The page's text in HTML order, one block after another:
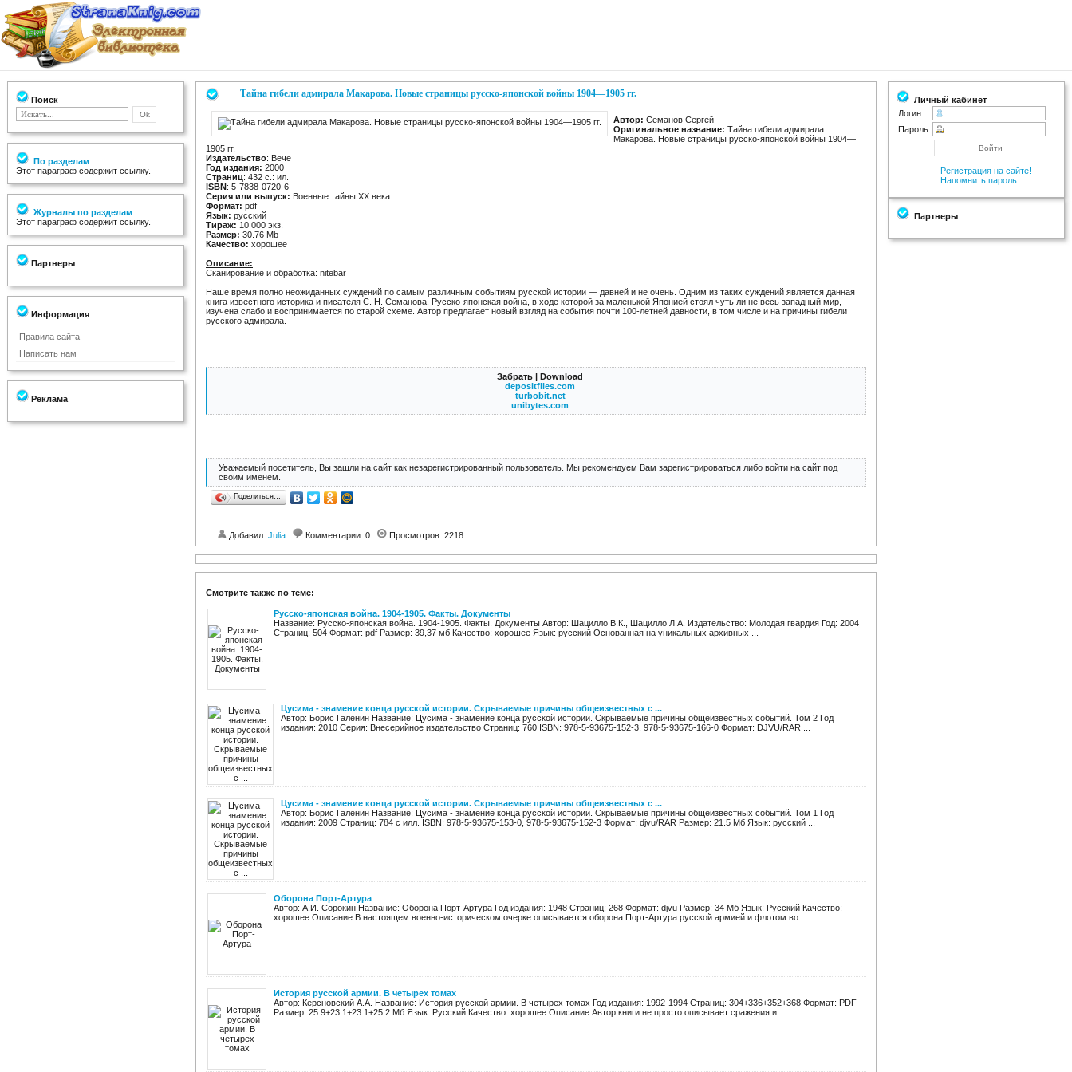
Поиск
По разделам
Этот параграф содержит ссылку.
Журналы по разделам
Этот параграф содержит ссылку.
Партнеры
Информация
Правила сайта
Написать нам
Реклама
Тайна гибели адмирала Макарова. Новые страницы русско-японской войны 1904—1905 гг.
Автор: Семанов Сергей
Оригинальное название: Тайна гибели адмирала
Макарова. Новые страницы русско-японской войны 1904—
1905 гг.
Издательство: Вече
Год издания: 2000
Страниц: 432 с.: ил.
ISBN: 5-7838-0720-6
Серия или выпуск: Военные тайны XX века
Формат: pdf
Язык: русский
Тираж: 10 000 экз.
Размер: 30.76 Mb
Качество: хорошее
Описание:
Сканирование и обработка: nitebar
Наше время полно неожиданных суждений по самым различным событиям русской истории — давней и не очень. Одним из таких суждений является данная
книга известного историка и писателя С. Н. Семанова. Русско-японская война, в ходе которой за маленькой Японией стоял чуть ли не весь западный мир,
изучена слабо и воспринимается по старой схеме. Автор предлагает новый взгляд на события почти 100-летней давности, в том числе и на причины гибели
русского адмирала.
Забрать | Download
depositfiles.com
turbobit.net
unibytes.com
Уважаемый посетитель, Вы зашли на сайт как незарегистрированный пользователь. Мы рекомендуем Вам зарегистрироваться либо войти на сайт под
своим именем.
Поделиться…
Добавил: Julia Комментарии: 0 Просмотров: 2218
Смотрите также по теме:
Русско-японская война. 1904-1905. Факты. Документы
Название: Русско-японская война. 1904-1905. Факты. Документы Автор: Шацилло В.К., Шацилло Л.А. Издательство: Молодая гвардия Год: 2004
Страниц: 504 Формат: pdf Размер: 39,37 мб Качество: хорошее Язык: русский Основанная на уникальных архивных ...
Цусима - знамение конца русской истории. Скрываемые причины общеизвестных с ...
Автор: Борис Галенин Название: Цусима - знамение конца русской истории. Скрываемые причины общеизвестных событий. Том 2 Год
издания: 2010 Серия: Внесерийное издательство Страниц: 760 ISBN: 978-5-93675-152-3, 978-5-93675-166-0 Формат: DJVU/RAR ...
Цусима - знамение конца русской истории. Скрываемые причины общеизвестных с ...
Автор: Борис Галенин Название: Цусима - знамение конца русской истории. Скрываемые причины общеизвестных событий. Том 1 Год
издания: 2009 Страниц: 784 с илл. ISBN: 978-5-93675-153-0, 978-5-93675-152-3 Формат: djvu/RAR Размер: 21.5 Мб Язык: русский ...
Оборона Порт-Артура
Автор: А.И. Сорокин Название: Оборона Порт-Артура Год издания: 1948 Страниц: 268 Формат: djvu Размер: 34 Мб Язык: Русский Качество:
хорошее Описание В настоящем военно-историческом очерке описывается оборона Порт-Артура русской армией и флотом во ...
История русской армии. В четырех томах
Автор: Керсновский А.А. Название: История русской армии. В четырех томах Год издания: 1992-1994 Страниц: 304+336+352+368 Формат: PDF
Размер: 25.9+23.1+23.1+25.2 Мб Язык: Русский Качество: хорошее Описание Автор книги не просто описывает сражения и ...
Личный кабинет
Логин:
Пароль:
Регистрация на сайте!
Напомнить пароль
Партнеры